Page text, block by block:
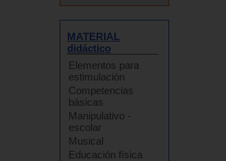
MATERIAL
didáctico
Elementos para
estimulación
Competencias
básicas
Manipulativo -
escolar
Musical
Educación física